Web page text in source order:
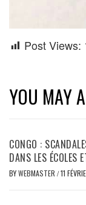
Post Views:
YOU MAY
CONGO :
DANS LES ÉCOLES
BYWEBMASTER /11